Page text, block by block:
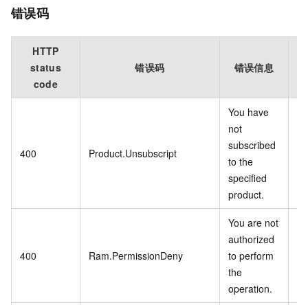
错误码
HTTP
status
code
错误码 错误信息
400 Product.Unsubscript
You have
not
subscribed
to the
specified
product.
400 Ram.PermissionDeny
You are not
authorized
to perform
the
operation.